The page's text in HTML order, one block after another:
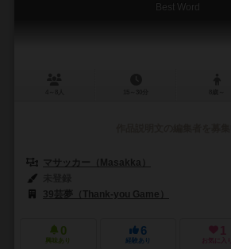
Best Word
マサッカー（Masakka）
39芸夢（Thank-you Game）
0
興味あり
6
経験あり
1
お気に入り